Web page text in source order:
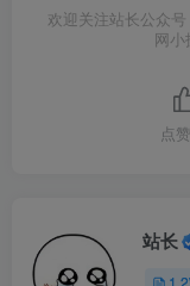
欢迎关注站长公众
网小
点赞
站长